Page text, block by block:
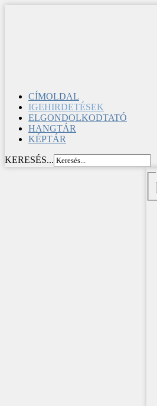
CÍMOLDAL
IGEHIRDETÉSEK
ELGONDOLKODTATÓ
HANGTÁR
KÉPTÁR
KERESÉS...